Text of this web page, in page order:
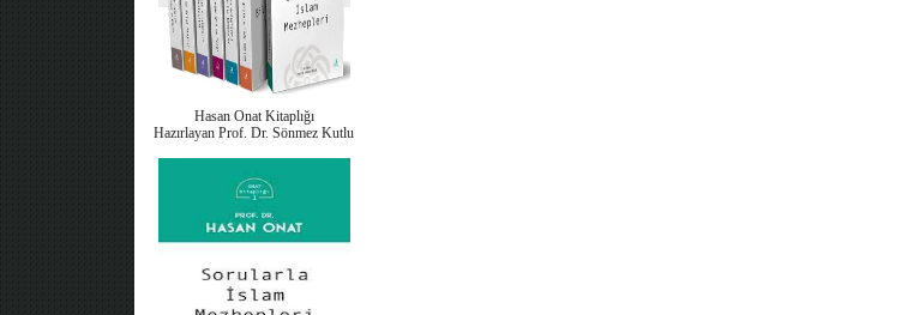
Hasan Onat Kitaplığı
Hazırlayan Prof. Dr. Sönmez Kutlu